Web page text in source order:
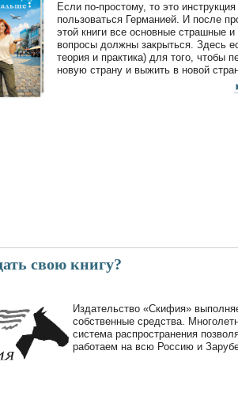
Если по-простому, то это инструкция
пользоваться Германией. И после
этой книги все основные страшные и
вопросы должны закрыться. Здесь
теория и практика) для того, чтобы
новую страну и выжить в новой
свою книгу?
Издательство «Скифия»
собственные средства.
система распространения
работаем на всю Россию и